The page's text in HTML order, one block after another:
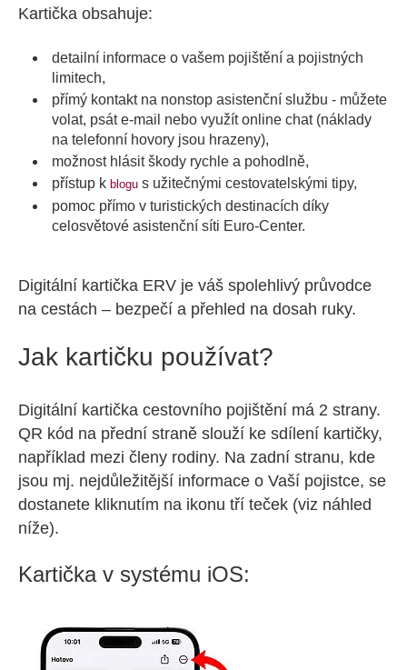
Kartička obsahuje:
detailní informace o vašem pojištění a pojistných
limitech,
přímý kontakt na nonstop asistenční službu - můžete
volat, psát e-mail nebo využít online chat (náklady
na telefonní hovory jsou hrazeny),
možnost hlásit škody rychle a pohodlně,
přístup k blogu s užitečnými cestovatelskými tipy,
pomoc přímo v turistických destinacích díky
celosvětové asistenční síti Euro-Center.
Digitální kartička ERV je váš spolehlivý průvodce
na cestách – bezpečí a přehled na dosah ruky.
Jak kartičku používat?
Digitální kartička cestovního pojištění má 2 strany.
QR kód na přední straně slouží ke sdílení kartičky,
například mezi členy rodiny. Na zadní stranu, kde
jsou mj. nejdůležitější informace o Vaší pojistce, se
dostanete kliknutím na ikonu tří teček (viz náhled
níže).
Kartička v systému iOS: